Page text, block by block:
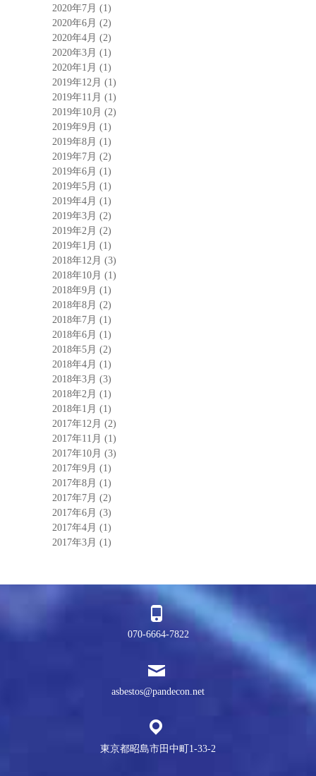
2020年7月 (1)
2020年6月 (2)
2020年4月 (2)
2020年3月 (1)
2020年1月 (1)
2019年12月 (1)
2019年11月 (1)
2019年10月 (2)
2019年9月 (1)
2019年8月 (1)
2019年7月 (2)
2019年6月 (1)
2019年5月 (1)
2019年4月 (1)
2019年3月 (2)
2019年2月 (2)
2019年1月 (1)
2018年12月 (3)
2018年10月 (1)
2018年9月 (1)
2018年8月 (2)
2018年7月 (1)
2018年6月 (1)
2018年5月 (2)
2018年4月 (1)
2018年3月 (3)
2018年2月 (1)
2018年1月 (1)
2017年12月 (2)
2017年11月 (1)
2017年10月 (3)
2017年9月 (1)
2017年8月 (1)
2017年7月 (2)
2017年6月 (3)
2017年4月 (1)
2017年3月 (1)
070-6664-7822
asbestos@pandecon.net
東京都昭島市田中町1-33-2